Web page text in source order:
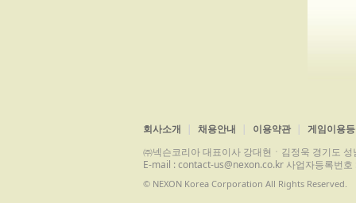
회사소개 채용안내 이용약관
게임이용
㈜넥슨코리아 대표이사 강대현ㆍ김정욱 경기도
E-mail : contact-us@nexon.co.kr 사업자등록번
© NEXON Korea Corporation All Rights Reserved.